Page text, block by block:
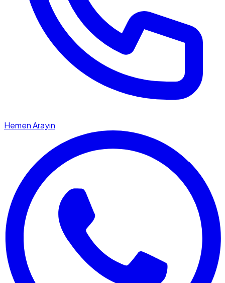
Hemen Arayın